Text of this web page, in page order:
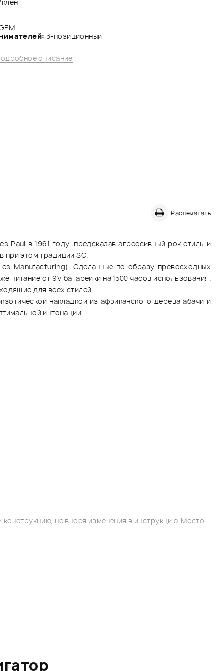
3-позиционный
описание
Распечатать
в 1961 году, предсказав агрессивный рок стиль и
при этом традиции SG.
Manufacturing). Сделанные по образу превосходных
питание от 9V батарейки на 1500 часов использования.
для всех стилей.
накладкой из африканского дерева абачи и
интонации.
не внося изменения в инструкцию. Место